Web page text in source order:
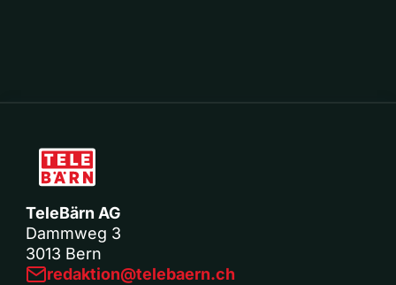
TeleBärn AG
Dammweg 3
3013 Bern
redaktion@telebaern.ch